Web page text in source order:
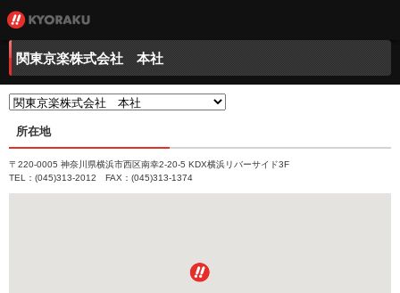
関東京楽株式会社 本社
所在地
〒220-0005 神奈川県横浜市西区南幸2-20-5 KDX横浜リバーサイド3F
TEL：(045)313-2012 FAX：(045)313-1374